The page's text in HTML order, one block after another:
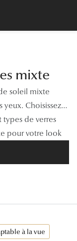
Nos
Examen
Onesight
Lunettes
mixte
soleil mixte
Choisissez
types de verres
pour votre look
à la vue